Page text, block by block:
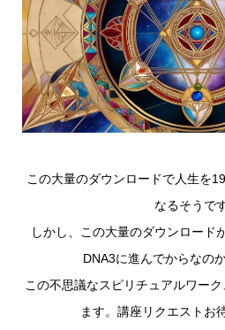
この大量のダウンロードで人生を
なるそうです
しかし、この大量のダウンロード
DNA3に進んでからなの
この不思議なスピリチュアルワーク
ます。講座リクエストお